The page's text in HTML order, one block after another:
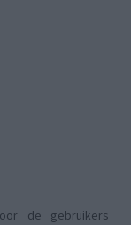
de gebruikers